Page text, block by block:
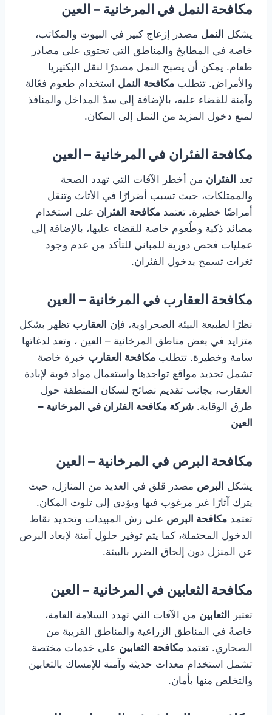
مكافحة النمل في المرخانية – العين
يشكل النمل مصدر إزعاج كبير في البيوت والمكاتب،
خاصة في المطابخ والمناطق التي تحتوي على مصادر
طعام. يمكن أن يصبح النمل مصدرًا لنقل البكتيريا
والأمراض. تتطلب مكافحة النمل استخدام طعوم فعّالة
وآمنة للقضاء عليه، بالإضافة إلى سدّ المداخل والمنافذ
لمنع دخول المزيد من النمل إلى المكان.
مكافحة الفئران في المرخانية – العين
تعد الفئران من أخطر الآفات التي تهدد الصحة
والممتلكات، حيث تسبب أضرارًا في الأثاث وتنقل
أمراضًا خطيرة. تعتمد مكافحة الفئران على استخدام
مصائد ذكية وطُعوم خاصة للقضاء عليها، بالإضافة إلى
عمليات فحص دورية للمباني للتأكد من عدم وجود
ثغرات تسمح بدخول الفئران.
مكافحة العقارب في المرخانية – العين
نظرًا لطبيعة البيئة الصحراوية، فإن العقارب تظهر بشكل
متزايد في بعض مناطق المرخانية – العين ، وتعد لدغاتها
سامة وخطيرة. تتطلب مكافحة العقارب خبرة خاصة
تشمل تحديد مواقع تواجدها واستعمال مواد قوية لإبادة
العقارب، بجانب تقديم نصائح لسكان المنطقة حول
طرق الوقاية. شركة مكافحة الفئران في المرخانية –
العين
مكافحة البرص في المرخانية – العين
يشكل البرص مصدر قلق في العديد من المنازل، حيث
يترك آثارًا غير مرغوب فيها ويؤدي إلى تلوث المكان.
تعتمد مكافحة البرص على رش المبيدات وتحديد نقاط
الدخول المحتملة، كما يتم توفير حلول آمنة لإبعاد البرص
عن المنزل دون إلحاق الضرر بالبيئة.
مكافحة الثعابين في المرخانية – العين
تعتبر الثعابين من الآفات التي تهدد السلامة العامة،
خاصةً في المناطق الزراعية والمناطق القريبة من
الصحاري. تعتمد مكافحة الثعابين على خدمات مختصة
تشمل استخدام معدات حديثة وآمنة للإمساك بالثعابين
والتخلص منها بأمان.